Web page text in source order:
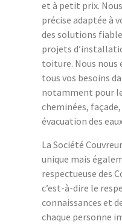
et à petit prix.
précise adaptée à
des solutions
projets
toiture. Nous nous
tous vos besoins
notamment pour
cheminées,
évacuation des
La Société
unique mais
respectueuse des
c’est-à-dire le
connaissances et
chaque personne